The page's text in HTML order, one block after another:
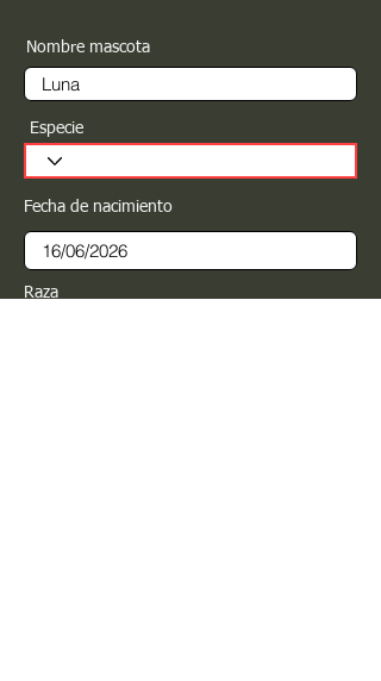
Nombre mascota
Especie
Fecha de nacimiento
Raza